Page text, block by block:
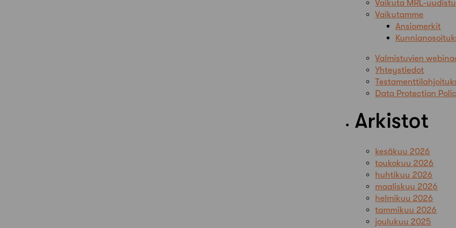
Vaikuta MRL-
Vaikutamme
Ansiomerkit
Valmistuvien
Yhteystiedot
Data Protection
Arkistot
kesäkuu 2026
toukokuu 2026
huhtikuu 2026
maaliskuu 2026
helmikuu 2026
tammikuu 2026
joulukuu 2025